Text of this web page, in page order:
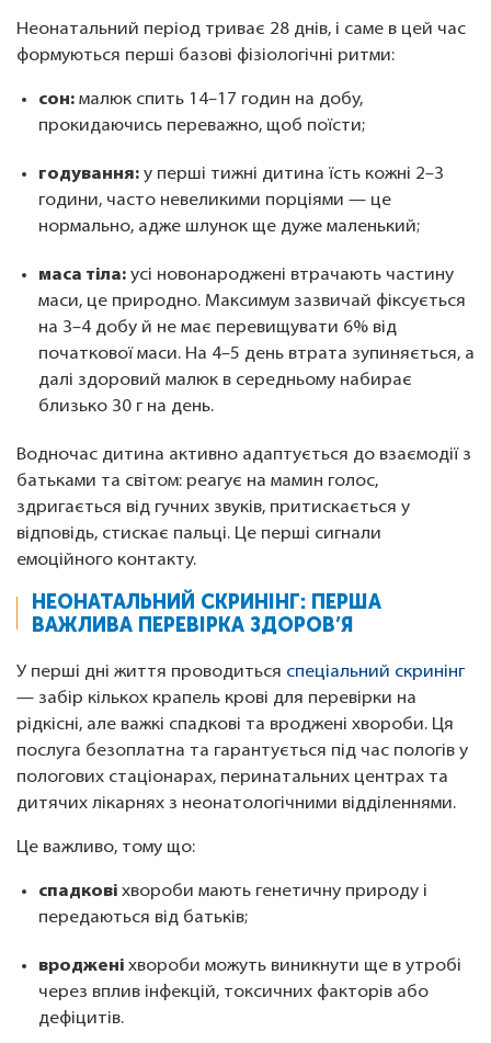
Неонатальний період триває 28 днів, і саме в цей час
формуються перші базові фізіологічні ритми:
сон: малюк спить 14–17 годин на добу,
прокидаючись переважно, щоб поїсти;
годування: у перші тижні дитина їсть кожні 2–3
години, часто невеликими порціями — це
нормально, адже шлунок ще дуже маленький;
маса тіла: усі новонароджені втрачають частину
маси, це природно. Максимум зазвичай фіксується
на 3–4 добу й не має перевищувати 6% від
початкової маси. На 4–5 день втрата зупиняється, а
далі здоровий малюк в середньому набирає
близько 30 г на день.
Водночас дитина активно адаптується до взаємодії з
батьками та світом: реагує на мамин голос,
здригається від гучних звуків, притискається у
відповідь, стискає пальці. Це перші сигнали
емоційного контакту.
НЕОНАТАЛЬНИЙ СКРИНІНГ: ПЕРША
ВАЖЛИВА ПЕРЕВІРКА ЗДОРОВ’Я
У перші дні життя проводиться спеціальний скринінг
— забір кількох крапель крові для перевірки на
рідкісні, але важкі спадкові та вроджені хвороби. Ця
послуга безоплатна та гарантується під час пологів у
пологових стаціонарах, перинатальних центрах та
дитячих лікарнях з неонатологічними відділеннями.
Це важливо, тому що:
спадкові хвороби мають генетичну природу і
передаються від батьків;
вроджені хвороби можуть виникнути ще в утробі
через вплив інфекцій, токсичних факторів або
дефіцитів.